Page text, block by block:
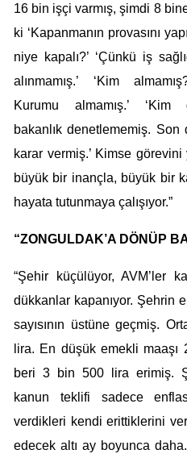
16 bin işçi varmış, şimdi 8
ki ‘Kapanmanın provasını
niye kapalı?’ ‘Çünkü iş
alınmamış.’ ‘Kim
Kurumu almamış.’ ‘Kim
bakanlık denetlememiş.
karar vermiş.’ Kimse
büyük bir inançla, büyük bir
hayata tutunmaya çalışıyor.”
“ZONGULDAK’A DÖNÜP
“Şehir küçülüyor, AVM’ler
dükkanlar kapanıyor. Şehrin
sayısının üstüne geçmiş.
lira. En düşük emekli
beri 3 bin 500 lira erimiş.
kanun teklifi sadece
verdikleri kendi erittiklerini
edecek altı ay boyunca